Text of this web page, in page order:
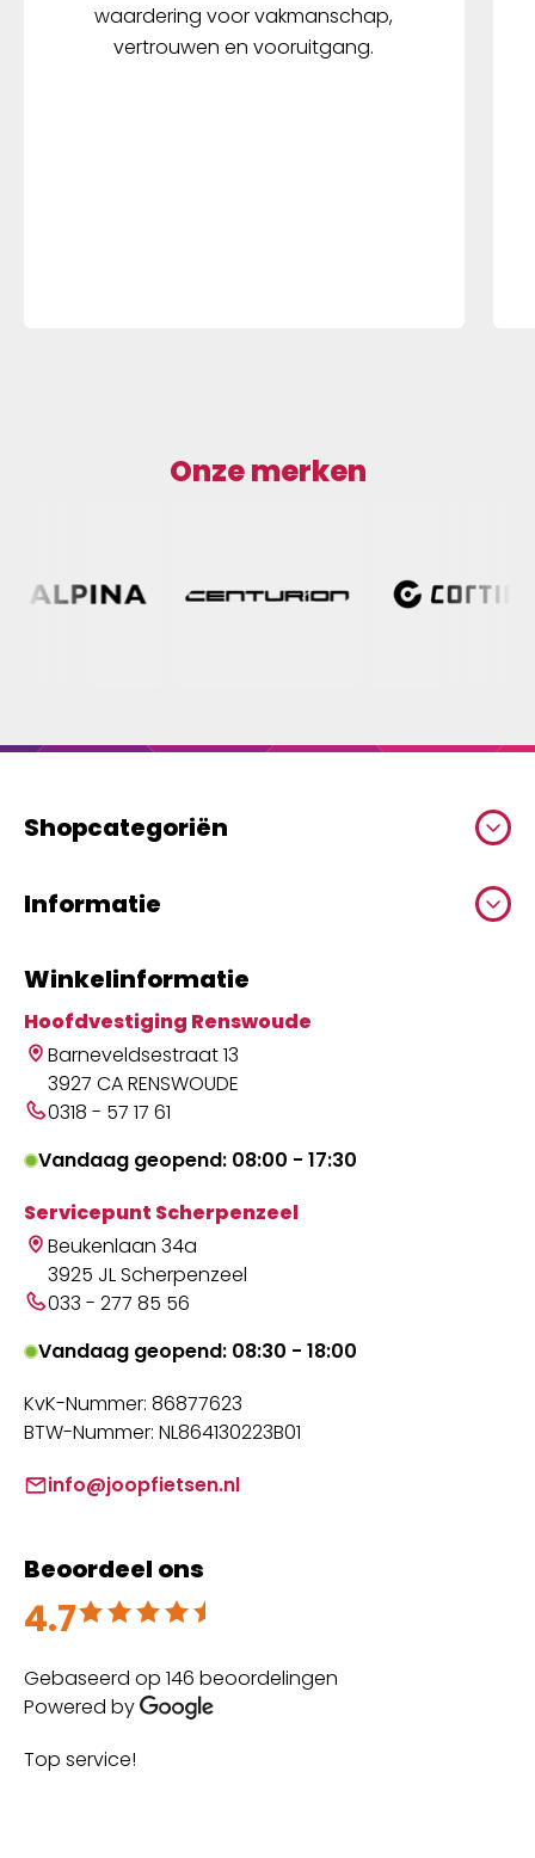
waardering voor vakmanschap,
vertrouwen en vooruitgang.
Onze merken
Shopcategoriën
Informatie
Winkelinformatie
Hoofdvestiging Renswoude
Barneveldsestraat 13
3927 CA RENSWOUDE
0318 - 57 17 61
Vandaag geopend: 08:00 - 17:30
Servicepunt Scherpenzeel
Beukenlaan 34a
3925 JL Scherpenzeel
033 - 277 85 56
Vandaag geopend: 08:30 - 18:00
KvK-Nummer: 86877623
BTW-Nummer: NL864130223B01
info@joopfietsen.nl
Beoordeel ons
4.7
Beoordeeld met 4.7 uit 5
Gebaseerd op 146 beoordelingen
Powered by
Top service!